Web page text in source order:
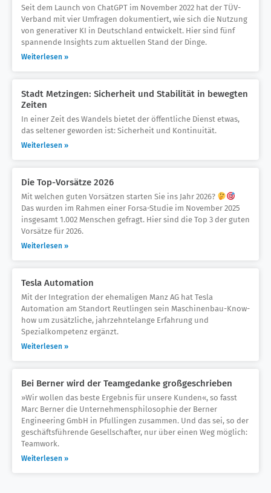
Seit dem Launch von ChatGPT im November 2022 hat der TÜV-
Verband mit vier Umfragen dokumentiert, wie sich die Nutzung
von generativer KI in Deutschland entwickelt. Hier sind fünf
spannende Insights zum aktuellen Stand der Dinge.
Weiterlesen »
Stadt Metzingen: Sicherheit und Stabilität in bewegten
Zeiten
In einer Zeit des Wandels bietet der öffentliche Dienst etwas,
das seltener geworden ist: Sicherheit und Kontinuität.
Weiterlesen »
Die Top-Vorsätze 2026
Mit welchen guten Vorsätzen starten Sie ins Jahr 2026?
Das wurden im Rahmen einer Forsa-Studie im November 2025
insgesamt 1.002 Menschen gefragt. Hier sind die Top 3 der guten
Vorsätze für 2026.
Weiterlesen »
Tesla Automation
Mit der Integration der ehemaligen Manz AG hat Tesla
Automation am Standort Reutlingen sein Maschinenbau-Know-
how um zusätzliche, jahrzehntelange Erfahrung und
Spezialkompetenz ergänzt.
Weiterlesen »
Bei Berner wird der Teamgedanke großgeschrieben
»Wir wollen das beste Ergebnis für unsere Kunden«, so fasst
Marc Berner die Unternehmensphilosophie der Berner
Engineering GmbH in Pfullingen zusammen. Und das sei, so der
geschäftsführende Gesellschafter, nur über einen Weg möglich:
Teamwork.
Weiterlesen »